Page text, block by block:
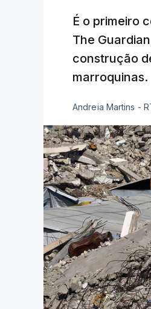
É o primeiro
The
construção
marroquinas.
Andreia Martins -